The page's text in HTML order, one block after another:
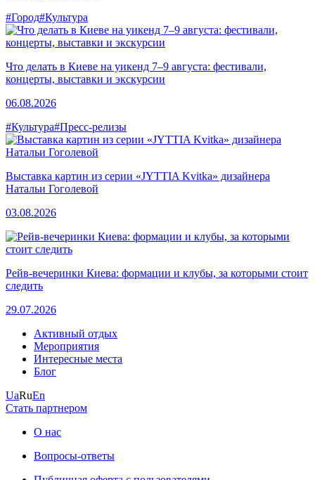
#Город#Культура
Что делать в Киеве на уикенд 7–9 августа: фестивали,
концерты, выставки и экскурсии
06.08.2026
#Культура#Пресс-релизы
Выставка картин из серии «JYTTIA Kvitka» дизайнера
Натальи Гоголевой
03.08.2026
Рейв-вечеринки Киева: формации и клубы, за которыми стоит
следить
29.07.2026
Активный отдых
Мероприятия
Интересные места
Блог
UaRuEn
Стать партнером
О нас
Вопросы-ответы